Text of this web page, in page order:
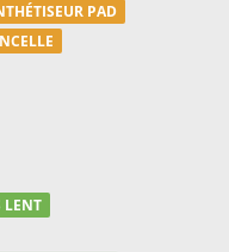
PAD
LENT